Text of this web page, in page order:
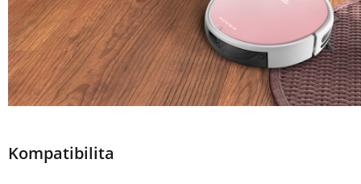
Kompatibilita